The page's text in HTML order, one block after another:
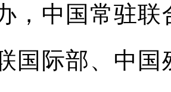
，中国常驻
国际部、中